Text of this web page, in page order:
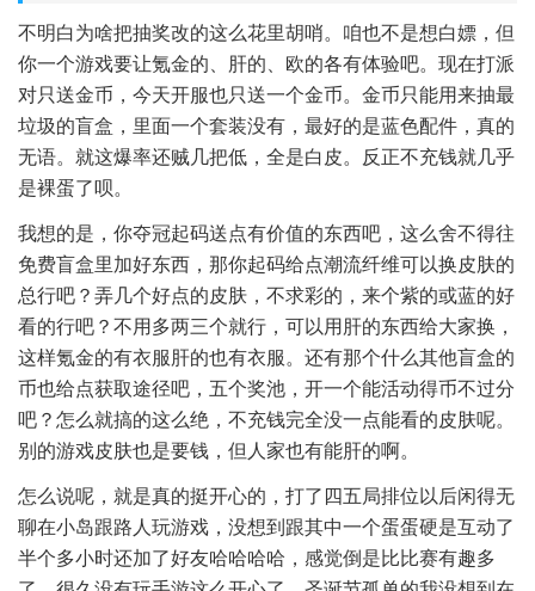
不明白为啥把抽奖改的这么花里胡哨。咱也不是想白嫖，但
你一个游戏要让氪金的、肝的、欧的各有体验吧。现在打派
对只送金币，今天开服也只送一个金币。金币只能用来抽最
垃圾的盲盒，里面一个套装没有，最好的是蓝色配件，真的
无语。就这爆率还贼几把低，全是白皮。反正不充钱就几乎
是裸蛋了呗。
我想的是，你夺冠起码送点有价值的东西吧，这么舍不得往
免费盲盒里加好东西，那你起码给点潮流纤维可以换皮肤的
总行吧？弄几个好点的皮肤，不求彩的，来个紫的或蓝的好
看的行吧？不用多两三个就行，可以用肝的东西给大家换，
这样氪金的有衣服肝的也有衣服。还有那个什么其他盲盒的
币也给点获取途径吧，五个奖池，开一个能活动得币不过分
吧？怎么就搞的这么绝，不充钱完全没一点能看的皮肤呢。
别的游戏皮肤也是要钱，但人家也有能肝的啊。
怎么说呢，就是真的挺开心的，打了四五局排位以后闲得无
聊在小岛跟路人玩游戏，没想到跟其中一个蛋蛋硬是互动了
半个多小时还加了好友哈哈哈哈，感觉倒是比比赛有趣多